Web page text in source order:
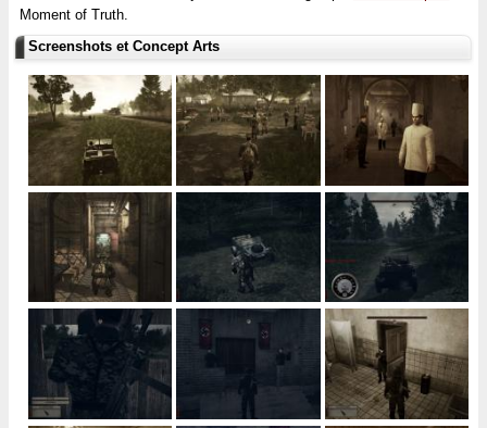
Moment of Truth.
Screenshots et Concept Arts